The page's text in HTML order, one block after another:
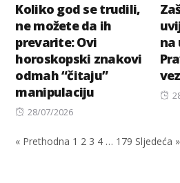
Koliko god se trudili,
ne možete da ih
prevarite: Ovi
horoskopski znakovi
odmah “čitaju”
manipulaciju
Posted
28/07/2026
na
« Prethodna 1 2 3 4 … 179 Sljedeća »